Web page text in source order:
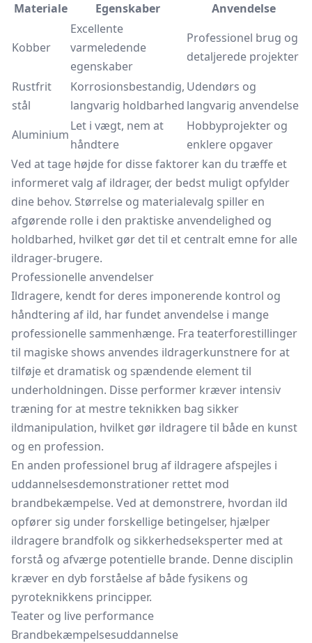
Materiale
Egenskaber Anvendelse
Kobber
Excellente
varmeledende
egenskaber
Professionel brug og
detaljerede projekter
Rustfrit
stål
Korrosionsbestandig,
langvarig holdbarhed
Udendørs og
langvarig anvendelse
Aluminium
Let i vægt, nem at
håndtere
Hobbyprojekter og
enklere opgaver
Ved at tage højde for disse faktorer kan du træffe et
informeret valg af ildrager, der bedst muligt opfylder
dine behov. Størrelse og materialevalg spiller en
afgørende rolle i den praktiske anvendelighed og
holdbarhed, hvilket gør det til et centralt emne for alle
ildrager-brugere.
Professionelle anvendelser
Ildragere, kendt for deres imponerende kontrol og
håndtering af ild, har fundet anvendelse i mange
professionelle sammenhænge. Fra teaterforestillinger
til magiske shows anvendes ildragerkunstnere for at
tilføje et dramatisk og spændende element til
underholdningen. Disse performer kræver intensiv
træning for at mestre teknikken bag sikker
ildmanipulation, hvilket gør ildragere til både en kunst
og en profession.
En anden professionel brug af ildragere afspejles i
uddannelsesdemonstrationer rettet mod
brandbekæmpelse. Ved at demonstrere, hvordan ild
opfører sig under forskellige betingelser, hjælper
ildragere brandfolk og sikkerhedseksperter med at
forstå og afværge potentielle brande. Denne disciplin
kræver en dyb forståelse af både fysikens og
pyroteknikkens principper.
Teater og live performance
Brandbekæmpelsesuddannelse